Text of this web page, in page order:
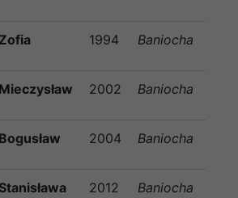
Zofia 1994 Baniocha
Mieczysław 2002 Baniocha
Bogusław 2004 Baniocha
Stanisława 2012 Baniocha